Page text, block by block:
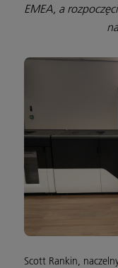
EMEA, a
Scott Rankin,